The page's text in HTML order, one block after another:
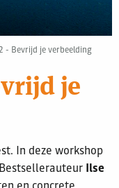
- Bevrijd je verbeelding
je
In deze workshop
Ilse